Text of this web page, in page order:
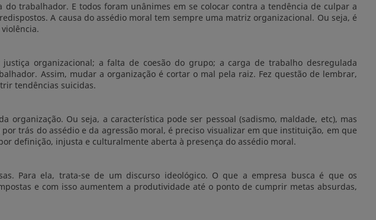
trabalhador. E todos foram unânimes em se colocar contra a tendência de culpar a
A causa do assédio moral tem sempre uma matriz organizacional. Ou seja, é
organizacional; a falta de coesão do grupo; a carga de trabalho desregulada
Assim, mudar a organização é cortar o mal pela raiz. Fez questão de lembrar,
tendências suicidas.
Ou seja, a característica pode ser pessoal (sadismo, maldade, etc), mas
trás do assédio e da agressão moral, é preciso visualizar em que instituição, em que
definição, injusta e culturalmente aberta à presença do assédio moral.
Para ela, trata-se de um discurso ideológico. O que a empresa busca é que os
e com isso aumentem a produtividade até o ponto de cumprir metas absurdas,